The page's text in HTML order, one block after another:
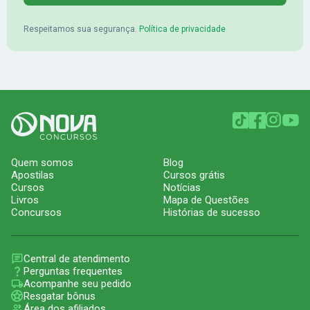
Respeitamos sua segurança. Política de privacidade
Quem somos
Apostilas
Cursos
Livros
Concursos
Blog
Cursos grátis
Notícias
Mapa de Questões
Histórias de sucesso
Central de atendimento
Perguntas frequentes
Acompanhe seu pedido
Resgatar bônus